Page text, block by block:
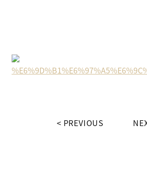
PREVIOUS